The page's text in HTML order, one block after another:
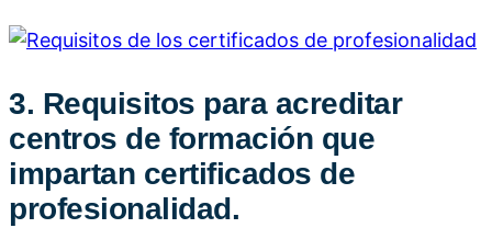
3. Requisitos para acreditar
centros de formación que
impartan certificados de
profesionalidad.